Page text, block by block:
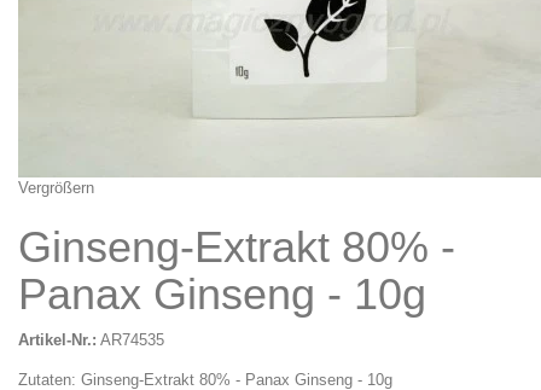
Vergrößern
Ginseng-Extrakt 80% -
Panax Ginseng - 10g
Artikel-Nr.: AR74535
Zutaten: Ginseng-Extrakt 80% - Panax Ginseng - 10g